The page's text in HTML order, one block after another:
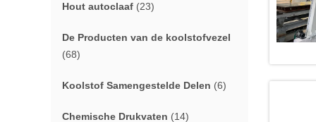
Hout autoclaaf (23)
De Producten van de koolstofvezel
(68)
Koolstof Samengestelde Delen (6)
Chemische Drukvaten (14)